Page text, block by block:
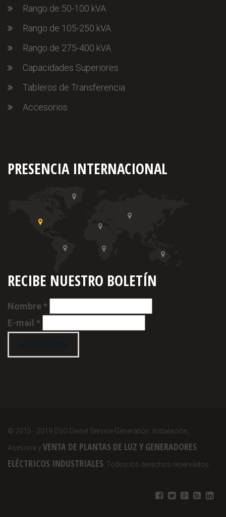
Rango de 50-100 kVA
Rango de 105-250 kVA
Rango de 275-400 kVA
Capacidades Superiores
Tableros de Transferencia
Accesorios
PRESENCIA INTERNACIONAL
RECIBE NUESTRO BOLETÍN
Nombre *
E-mail *
© 2015 - 2019 DSG Diesel Service Generation. Instalación,
Asesoría y VENTA DE PLANTAS DE LUZ Y GENERADORES
ELÉCTRICOS INDUSTRIALES . Todos los derechos reservados.